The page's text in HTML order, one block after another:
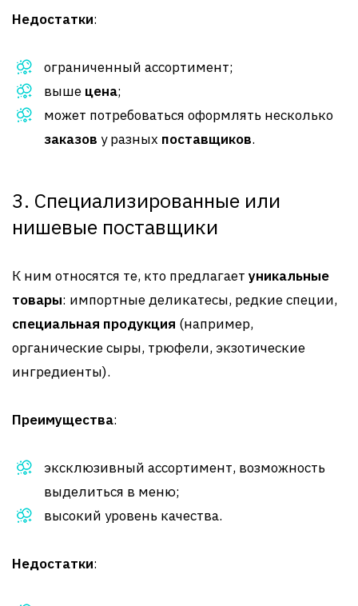
Недостатки:
ограниченный ассортимент;
выше цена;
может потребоваться оформлять несколько
заказов у разных поставщиков.
3. Специализированные или
нишевые поставщики
К ним относятся те, кто предлагает уникальные
товары: импортные деликатесы, редкие специи,
специальная продукция (например,
органические сыры, трюфели, экзотические
ингредиенты).
Преимущества:
эксклюзивный ассортимент, возможность
выделиться в меню;
высокий уровень качества.
Недостатки: